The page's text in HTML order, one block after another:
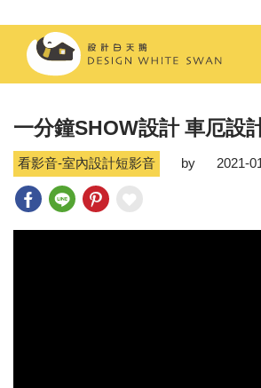
一分鐘SHOW設計 車厄設
看影音-室內設計短影音 by 2021-